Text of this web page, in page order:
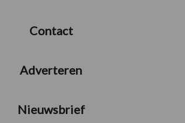
Contact
Adverteren
Nieuwsbrief